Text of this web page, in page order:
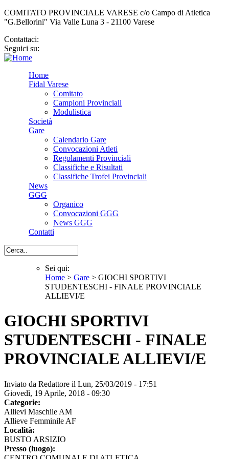
COMITATO PROVINCIALE VARESE c/o Campo di Atletica
"G.Bellorini" Via Valle Luna 3 - 21100 Varese
Contattaci:
Seguici su:
Home
Fidal Varese
Comitato
Campioni Provinciali
Modulistica
Società
Gare
Calendario Gare
Convocazioni Atleti
Regolamenti Provinciali
Classifiche e Risultati
Classifiche Trofei Provinciali
News
GGG
Organico
Convocazioni GGG
News GGG
Contatti
Cerca
Sei qui
Sei qui:
Home > Gare > GIOCHI SPORTIVI
STUDENTESCHI - FINALE PROVINCIALE
ALLIEVI/E
GIOCHI SPORTIVI
STUDENTESCHI - FINALE
PROVINCIALE ALLIEVI/E
Inviato da Redattore il Lun, 25/03/2019 - 17:51
Giovedì, 19 Aprile, 2018 - 09:30
Categorie:
Allievi Maschile AM
Allieve Femminile AF
Località:
BUSTO ARSIZIO
Presso (luogo):